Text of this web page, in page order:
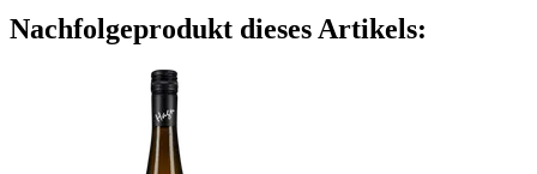
Nachfolgeprodukt dieses Artikels: